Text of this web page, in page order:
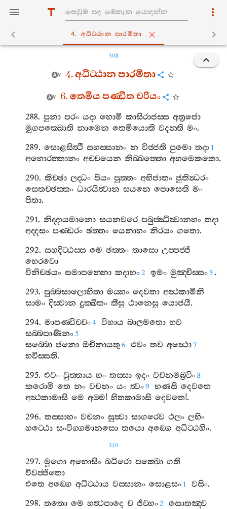
4. අධිට‍්ඨාන පාරමිතා
308
4.අධිට‍්ඨානපාරමිතා
6.තෙමියපණ‍්ඩිතචරියං
288.පුනා පරං යදා හොමි කාසිරාජස‍්ස අත්‍රජො
මූගපක‍්ඛොති නාමෙන තෙමියොති වදන‍්ති මං.
289.සොළසිත්‍ථි සහස‍්සානං න විජ‍්ජති පුමො තදා 1
අහොරත‍්තානං අච‍්චයෙන නිබ‍්බත‍්තො අහමෙකකො.
290.කිච‍්ඡා ලද‍්ධං පියං පුත‍්තං අභිජාතං ජුතින්‍ධරං
සෙතච‍්ඡත‍්තං ධාරයිත්‍වාන සයනෙ පොසෙති මං
පිතා.
291.නිද‍්දායමානො සයනවරෙ පබුජ‍්ඣිත්‍වානහං තදා
අද‍්දසං පණ‍්ඩරං ඡත‍්තං යෙනාහං නිරයං ගතො.
292.සහදිට‍්ඨස‍්ස මෙ ඡත‍්තං තාසො උප‍්පජ‍්ජි
භෙරවො
විනිච‍්ඡයං සමාපන‍්නො කදාහං2 ඉමං මුඤ‍්චිස‍්සං3.
293.පුබ‍්බසාලොහිතා මය‍්හං දෙවතා අත්‍ථකාමිනී
සාමං දිස‍්වාන දුක‍්ඛිතං තීසු ඨානෙසු යොජයී.
294.මාපණ‍්ඩිච‍්චං4 විහාය බාලමතො භව
සබ‍්බපාණිනං5
සබ‍්බො ජනො ඔචිනායතු 6 එවං තව අත්‍ථො7
භවිස‍්සති.
295.එවං වුත‍්තාය හං තස‍්සා ඉදං වචනමබ්‍රවිං8
කරොමි තෙ නං වචනං යං ත්‍වං9 භණසි දෙවතෙ
අත්‍ථකාමාසි මෙ අම‍්ම!හිතකාමාසි දෙවතෙ!.
296.තස‍්සාහං වචනං සුත්‍වා සාගරෙව ථලං ලභිං
හට‍්ඨො සංවිග‍්ගමානසො තයො අඞ‍්ගෙ අධිට‍්ඨහිං.
310
297.මූගො අහොසිං බධිරො පක‍්ඛො ගති
විවජ‍්ජිතො
එතෙ අඞ‍්ගෙ අධිට‍්ඨාය වස‍්සානං සොළසං 1 වසිං.
298.තතො මෙ හත්‍ථපාදෙ ච ජිව‍්හං2
සොතඤ‍්ච